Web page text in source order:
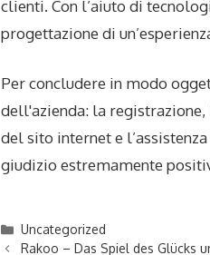
clienti. Con l’aiuto di
progettazione di
Per concludere in modo
dell'azienda: la
del sito internet e
giudizio estremamente
Categories
Uncategorized
Rakoo – Das Spiel des Glücks